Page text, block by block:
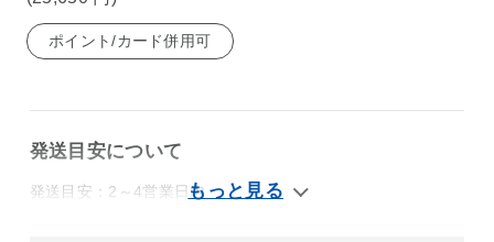
ポイント/カード併用可
発送目安について
発送目安：2～4営業日内